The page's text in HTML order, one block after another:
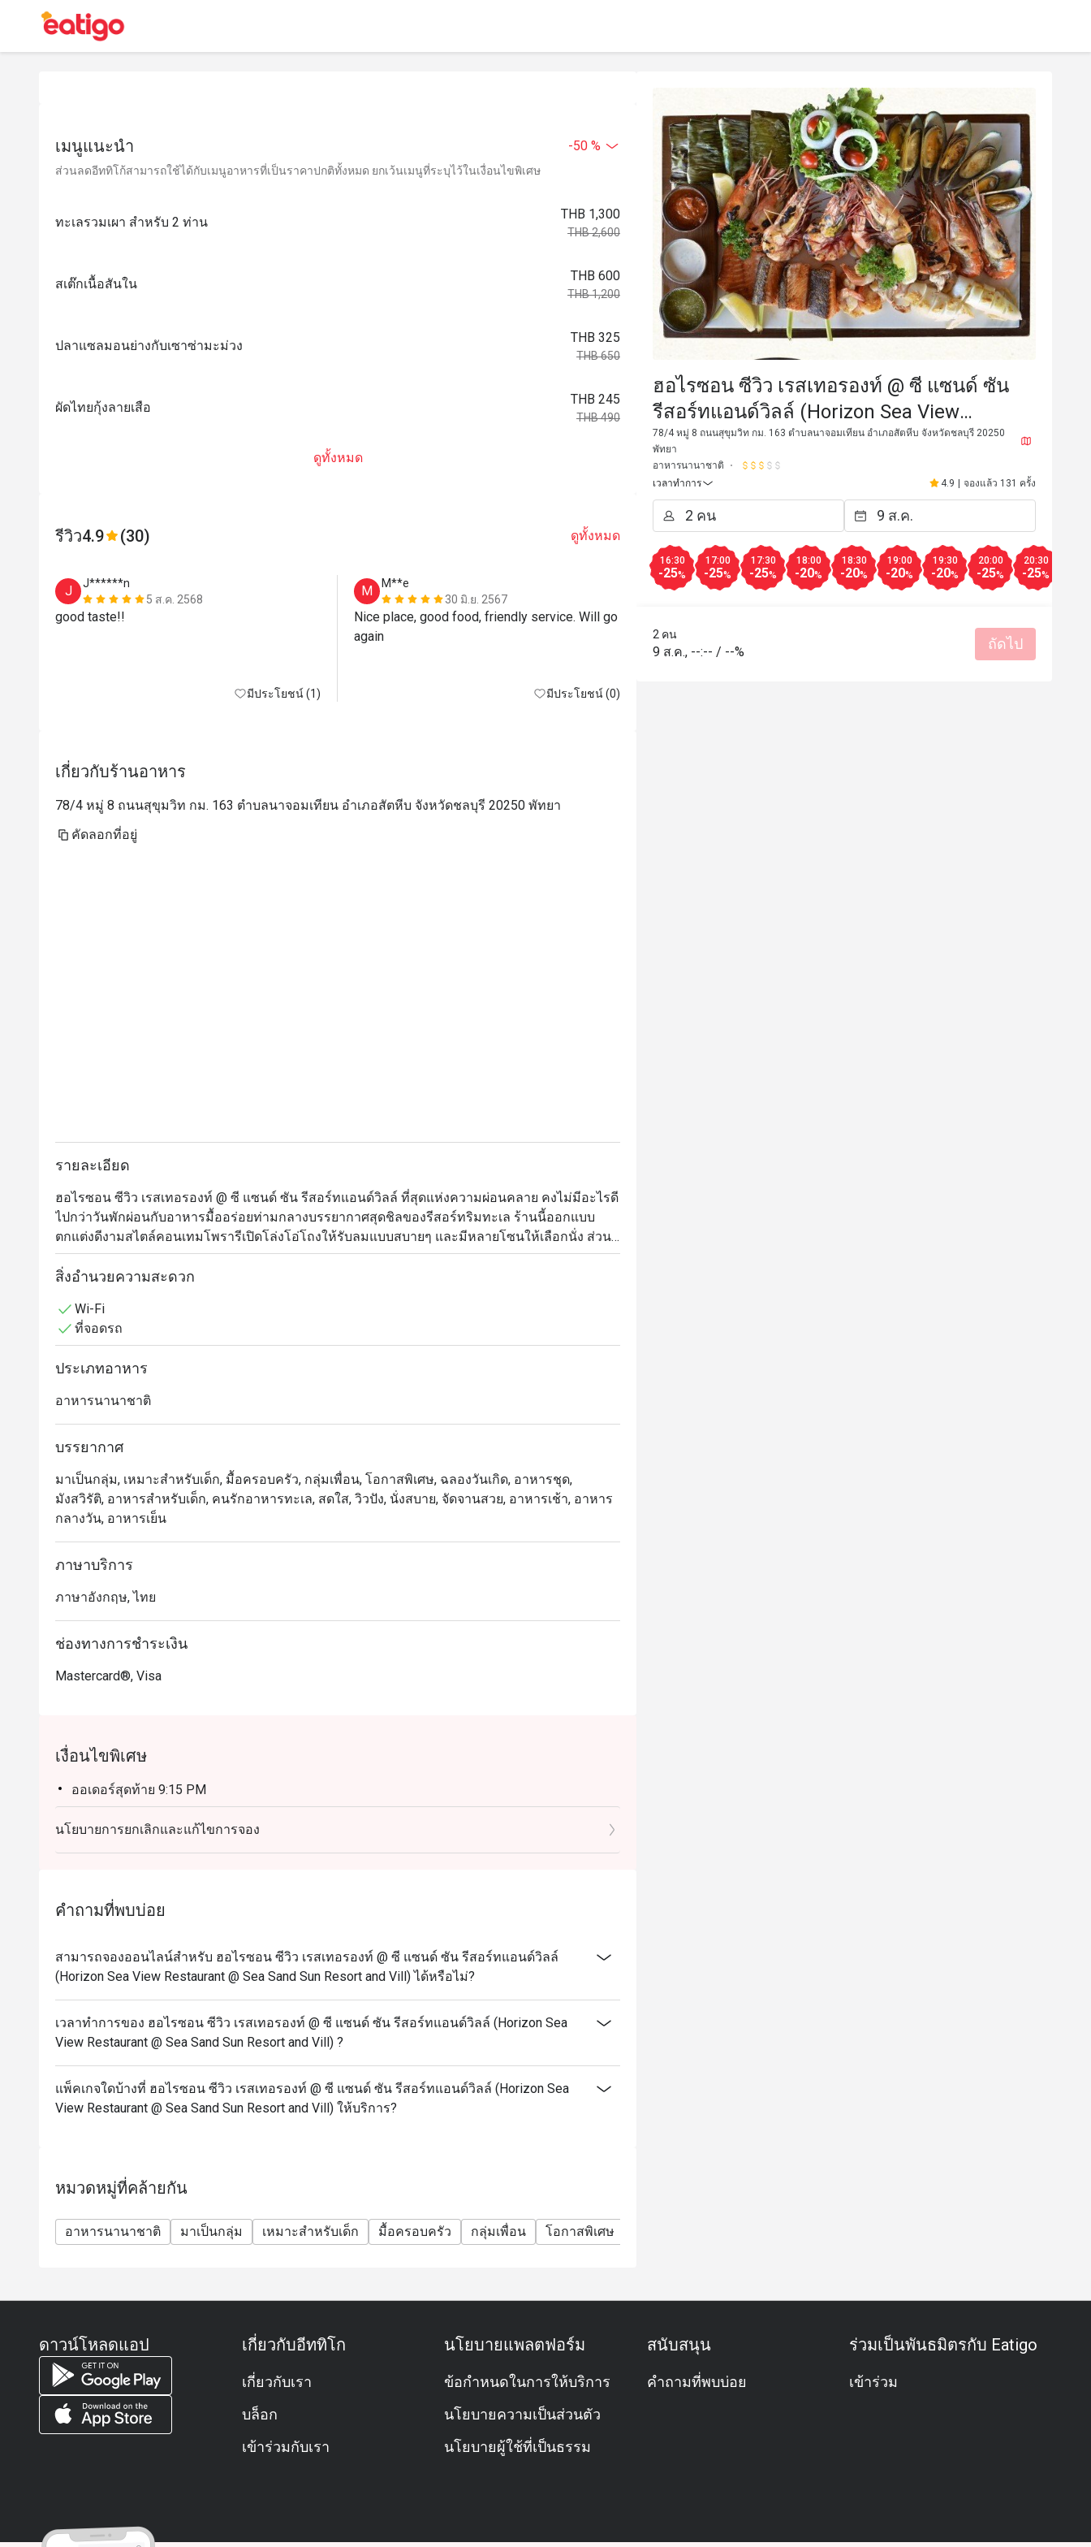
เมนูแนะนำ -50 %
ส่วนลดอีททิโก้สามารถใช้ได้กับเมนูอาหารที่เป็นราคาปกติทั้งหมด ยกเว้นเมนูที่ระบุไว้ในเงื่อนไขพิเศษ
ทะเลรวมเผา สำหรับ 2 ท่าน
THB 1,300
THB 2,600
สเต๊กเนื้อสันใน
THB 600
THB 1,200
ปลาแซลมอนย่างกับเซาซ่ามะม่วง
THB 325
THB 650
ผัดไทยกุ้งลายเสือ
THB 245
THB 490
ดูทั้งหมด
รีวิว4.9 (30) ดูทั้งหมด
J
J******n
5 ส.ค. 2568
good taste!!
มีประโยชน์ (1)
M
M**e
30 มิ.ย. 2567
Nice place, good food, friendly service. Will go
again
มีประโยชน์ (0)
K
K********n
place in the right on the beach. The staff is
very kind and service is perfect. Definitely
เกี่ยวกับร้านอาหาร
78/4 หมู่ 8 ถนนสุขุมวิท กม. 163 ตำบลนาจอมเทียน อำเภอสัตหีบ จังหวัดชลบุรี 20250 พัทยา
คัดลอกที่อยู่
รายละเอียด
ฮอไรซอน ซีวิว เรสเทอรองท์ @ ซี แซนด์ ซัน รีสอร์ทแอนด์วิลล์ ที่สุดแห่งความผ่อนคลาย คงไม่มีอะไรดี
ไปกว่าวันพักผ่อนกับอาหารมื้ออร่อยท่ามกลางบรรยากาศสุดชิลของรีสอร์ทริมทะเล ร้านนี้ออกแบบ
ตกแต่งดีงามสไตล์คอนเทมโพรารีเปิดโล่งโอ่โถงให้รับลมแบบสบายๆ และมีหลายโซนให้เลือกนั่ง ส่วน
เมนูนั้นจัดเต็มมีครบทั้งไทยและฝรั่ง รวมทั้งซีฟู้ดและกริลล์ฟู้ด แต่ที่เชฟแนะนำให้ลอง ได้แก่ สปาเก็ตตี้
แคนาเดียนล็อบสเตอร์ สลัดปูนิ่ม และสปาเก็ตตี้วองโกเล่ โรงแรมอยู่บนหาดนาจอมเทียน ถนนสุขุมวิท
สิ่งอำนวยความสะดวก
Wi-Fi
ที่จอดรถ
ประเภทอาหาร
อาหารนานาชาติ
บรรยากาศ
มาเป็นกลุ่ม, เหมาะสำหรับเด็ก, มื้อครอบครัว, กลุ่มเพื่อน, โอกาสพิเศษ, ฉลองวันเกิด, อาหารชุด,
มังสวิรัติ, อาหารสำหรับเด็ก, คนรักอาหารทะเล, สดใส, วิวปัง, นั่งสบาย, จัดจานสวย, อาหารเช้า, อาหาร
กลางวัน, อาหารเย็น
ภาษาบริการ
ภาษาอังกฤษ, ไทย
ช่องทางการชำระเงิน
Mastercard®, Visa
เงื่อนไขพิเศษ
ออเดอร์สุดท้าย 9:15 PM
นโยบายการยกเลิกและแก้ไขการจอง
คำถามที่พบบ่อย
สามารถจองออนไลน์สำหรับ ฮอไรซอน ซีวิว เรสเทอรองท์ @ ซี แซนด์ ซัน รีสอร์ทแอนด์วิลล์
(Horizon Sea View Restaurant @ Sea Sand Sun Resort and Vill) ได้หรือไม่?
เวลาทำการของ ฮอไรซอน ซีวิว เรสเทอรองท์ @ ซี แซนด์ ซัน รีสอร์ทแอนด์วิลล์ (Horizon Sea
View Restaurant @ Sea Sand Sun Resort and Vill) ?
แพ็คเกจใดบ้างที่ ฮอไรซอน ซีวิว เรสเทอรองท์ @ ซี แซนด์ ซัน รีสอร์ทแอนด์วิลล์ (Horizon Sea
View Restaurant @ Sea Sand Sun Resort and Vill) ให้บริการ?
หมวดหมู่ที่คล้ายกัน
อาหารนานาชาติ มาเป็นกลุ่ม เหมาะสำหรับเด็ก มื้อครอบครัว กลุ่มเพื่อน โอกาสพิเศษ
ฮอไรซอน ซีวิว เรสเทอรองท์ @ ซี แซนด์ ซัน
รีสอร์ทแอนด์วิลล์ (Horizon Sea View
Restaurant @ Sea Sand Sun Resort and Vill)
78/4 หมู่ 8 ถนนสุขุมวิท กม. 163 ตำบลนาจอมเทียน อำเภอสัตหีบ จังหวัดชลบุรี 20250
พัทยา
อาหารนานาชาติ
เวลาทำการ
4.9 | จองแล้ว 131 ครั้ง
16:30
-25%
17:00
-25%
17:30
-25%
18:00
-20%
18:30
-20%
19:00
-20%
19:30
-20%
20:00
-25%
20:30
-25%
2 คน
9 ส.ค., --:-- / --% ถัดไป
ดาวน์โหลดแอป เกี่ยวกับอีททิโก
เกี่ยวกับเรา
บล็อก
เข้าร่วมกับเรา
นโยบายแพลตฟอร์ม
ข้อกำหนดในการให้บริการ
นโยบายความเป็นส่วนตัว
นโยบายผู้ใช้ที่เป็นธรรม
สนับสนุน
คำถามที่พบบ่อย
ร่วมเป็นพันธมิตรกับ Eatigo
เข้าร่วม